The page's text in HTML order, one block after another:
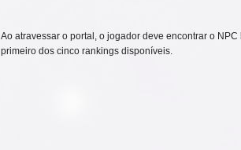
Ao atravessar o portal, o jogador deve encontrar o NPC
primeiro dos cinco rankings disponíveis.